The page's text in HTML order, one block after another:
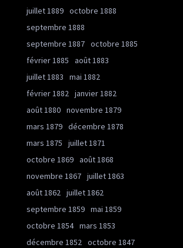
juillet 1889 octobre 1888
septembre 1888
septembre 1887 octobre 1885
février 1885
août 1883
juillet 1883
mai 1882
février 1882 janvier 1882
août 1880 novembre 1879
mars 1879 décembre 1878
mars 1875
juillet 1871
octobre 1869 août 1868
novembre 1867 juillet 1863
août 1862 juillet 1862
septembre 1859 mai 1859
octobre 1854 mars 1853
décembre 1852 octobre 1847